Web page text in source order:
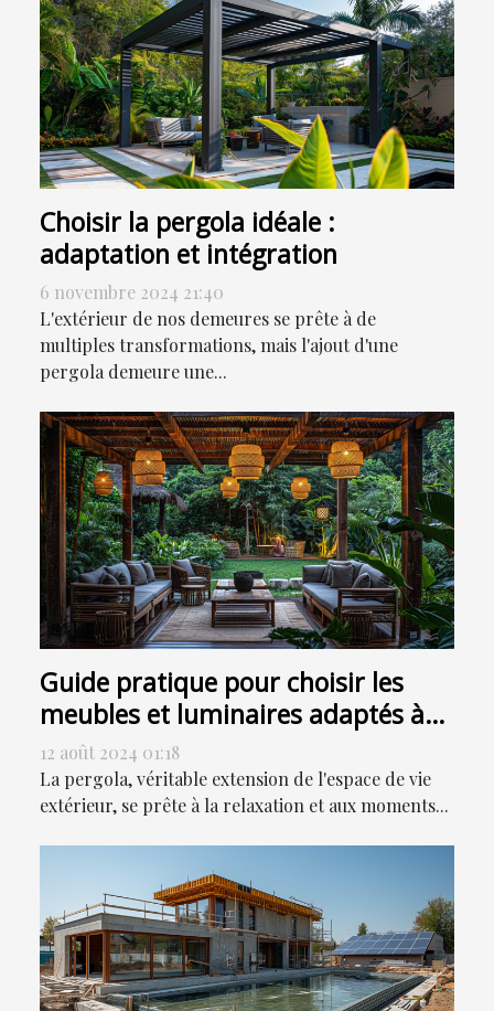
Choisir la pergola idéale :
adaptation et intégration
6 novembre 2024 21:40
L'extérieur de nos demeures se prête à de
multiples transformations, mais l'ajout d'une
pergola demeure une...
Guide pratique pour choisir les
meubles et luminaires adaptés à
votre pergola
12 août 2024 01:18
La pergola, véritable extension de l'espace de vie
extérieur, se prête à la relaxation et aux moments...